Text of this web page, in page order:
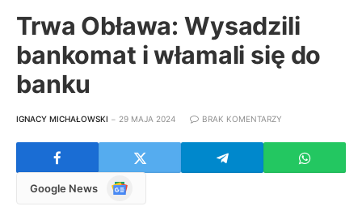
Trwa Obława: Wysadzili
bankomat i włamali się do
banku
IGNACY MICHAŁOWSKI 29 MAJA 2024 BRAK KOMENTARZY
Google News
Google